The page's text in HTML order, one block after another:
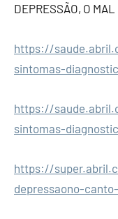
DEPRESSÃO, O
https://
sintomas-
https://
sintomas-
https://
depressaono-